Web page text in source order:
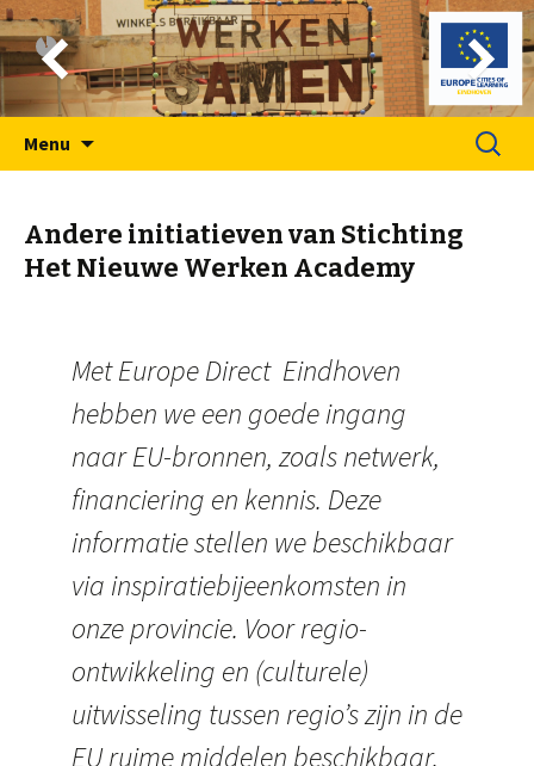
Menu
Zoeken
naar:
Andere initiatieven van Stichting
Het Nieuwe Werken Academy
Met Europe Direct Eindhoven
hebben we een goede ingang
naar EU-bronnen, zoals netwerk,
financiering en kennis. Deze
informatie stellen we beschikbaar
via inspiratiebijeenkomsten in
onze provincie. Voor regio-
ontwikkeling en (culturele)
uitwisseling tussen regio’s zijn in de
EU ruime middelen beschikbaar.